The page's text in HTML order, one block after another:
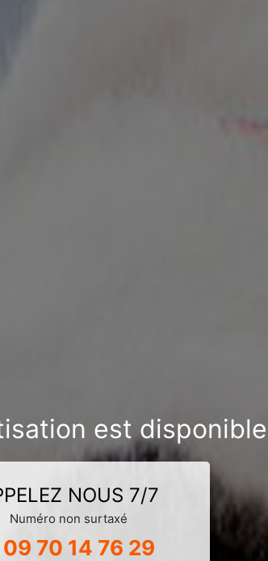
est
NOUS 7/7
Numéro non surtaxé
70 14 76 29